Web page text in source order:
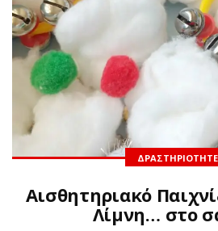
Αισθητηριακό
Λίμνη… στο